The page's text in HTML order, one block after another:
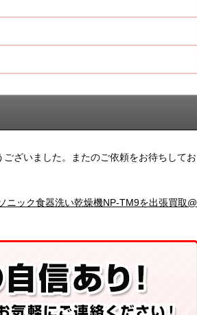
ざいました。またのご依頼をお待ちしてお
ニック食器洗い乾燥機NP-TM9を出張買取@